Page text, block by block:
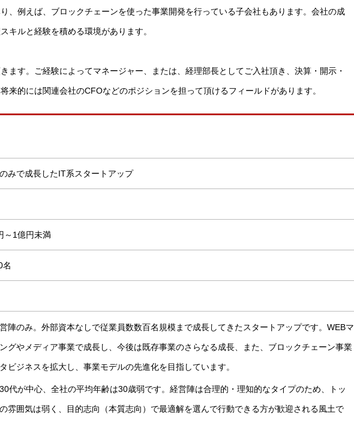
、例えば、ブロックチェーンを使った事業開発を行っている子会社もあります。会社の成
キルと経験を積める環境があります。
ます。ご経験によってマネージャー、または、経理部長としてご入社頂き、決算・開示・
来的には関連会社のCFOなどのポジションを担って頂けるフィールドがあります。
みで成長したIT系スタートアップ
～1億円未満
名
陣のみ。外部資本なしで従業員数数百名規模まで成長してきたスタートアップです。WEBマ
グやメディア事業で成長し、今後は既存事業のさらなる成長、また、ブロックチェーン事業
ビジネスを拡大し、事業モデルの先進化を目指しています。
代が中心、全社の平均年齢は30歳弱です。経営陣は合理的・理知的なタイプのため、トッ
雰囲気は弱く、目的志向（本質志向）で最適解を選んで行動できる方が歓迎される風土で